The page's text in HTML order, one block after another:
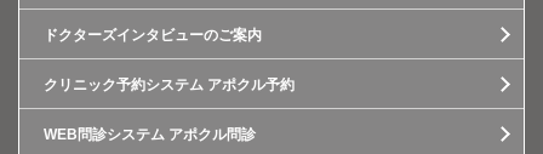
ドクターズインタビューのご案内
クリニック予約システム アポクル予約
WEB問診システム アポクル問診